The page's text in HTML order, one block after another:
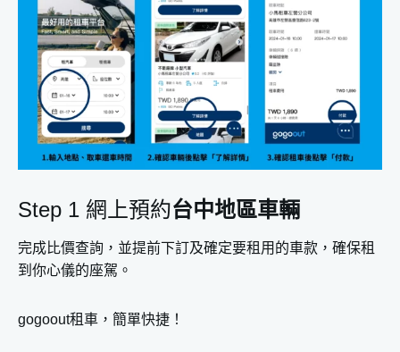
Step 1 網上預約台中地區車輛
完成比價查詢，並提前下訂及確定要租用的車款，確保租
到你心儀的座駕。
gogoout租車，簡單快捷！